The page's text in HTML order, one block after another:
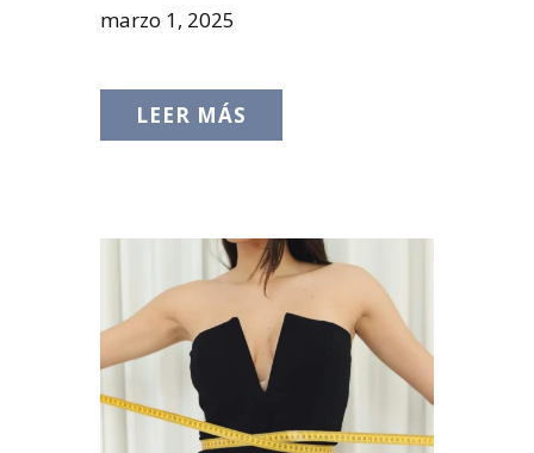
marzo 1, 2025
LEER MÁS